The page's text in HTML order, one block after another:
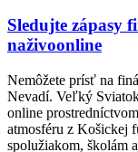
Sledujte zápasy
naživoonline
Nemôžete prísť na
Nevadí. Veľký
online
atmosféru z Košickej
spolužiakom, školám